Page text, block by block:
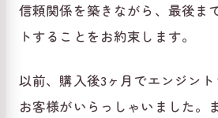
信頼関係を築きながら、最後ま
トすることをお約束します。
以前、購入後3ヶ月でエンジン
お客様がいらっしゃいました。